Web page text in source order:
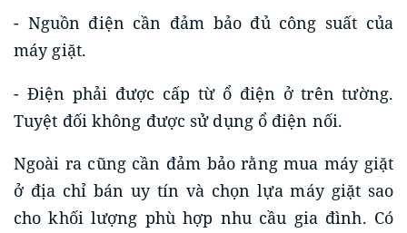
- Nguồn điện cần đảm bảo đủ công suất của
máy giặt.
- Điện phải được cấp từ ổ điện ở trên tường.
Tuyệt đối không được sử dụng ổ điện nối.
Ngoài ra cũng cần đảm bảo rằng mua máy giặt
ở địa chỉ bán uy tín và chọn lựa máy giặt sao
cho khối lượng phù hợp nhu cầu gia đình. Có